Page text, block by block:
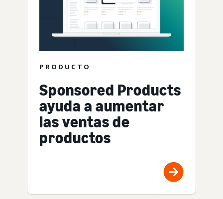
PRODUCTO
Sponsored Products
ayuda a aumentar
las ventas de
productos